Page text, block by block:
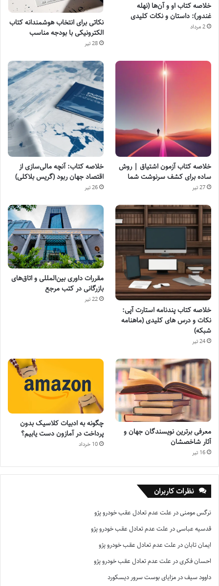
خلاصه کتاب او و آن‌ها (نهله
غندور): داستان و نکات کلیدی
2 مرداد
نکاتی برای انتخاب هوشمندانه کتاب
الکترونیکی با بودجه مناسب
28 تیر
خلاصه کتاب آزمون اشتیاق | روش
ساده برای کشف سرنوشت شما
27 تیر
خلاصه کتاب: آنچه مالی‌سازی از
اقتصاد جهان ربود (گریس بلاکلی)
26 تیر
خلاصه کتاب پندنامه استارت آپی:
نکات و درس های کلیدی (ماهنامه
شبکه)
24 تیر
مقررات داوری بین‌المللی و اتاق‌های
بازرگانی در کتب مرجع
22 تیر
معرفی برترین نویسندگان جهان و
آثار شاخصشان
16 تیر
چگونه به ادبیات کلاسیک بدون
پرداخت در آمازون دست یابیم؟
10 خرداد
نظرات کاربران
نرگس مومنیدر علت عدم تعادل عقب خودرو پژو
قدسیه عباسیدر علت عدم تعادل عقب خودرو پژو
ایمان تاباندر علت عدم تعادل عقب خودرو پژو
احسان فکریدر علت عدم تعادل عقب خودرو پژو
داوود سیفدر مزایای بوست سرور دیسکورد